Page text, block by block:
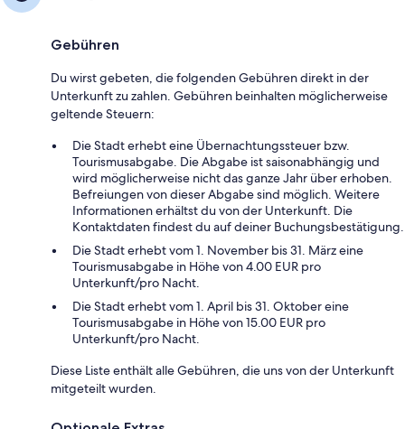
Gebühren
Du wirst gebeten, die folgenden Gebühren direkt in der
Unterkunft zu zahlen. Gebühren beinhalten möglicherweise
geltende Steuern:
Die Stadt erhebt eine Übernachtungssteuer bzw.
Tourismusabgabe. Die Abgabe ist saisonabhängig und
wird möglicherweise nicht das ganze Jahr über erhoben.
Befreiungen von dieser Abgabe sind möglich. Weitere
Informationen erhältst du von der Unterkunft. Die
Kontaktdaten findest du auf deiner Buchungsbestätigung.
Die Stadt erhebt vom 1. November bis 31. März eine
Tourismusabgabe in Höhe von 4.00 EUR pro
Unterkunft/pro Nacht.
Die Stadt erhebt vom 1. April bis 31. Oktober eine
Tourismusabgabe in Höhe von 15.00 EUR pro
Unterkunft/pro Nacht.
Diese Liste enthält alle Gebühren, die uns von der Unterkunft
mitgeteilt wurden.